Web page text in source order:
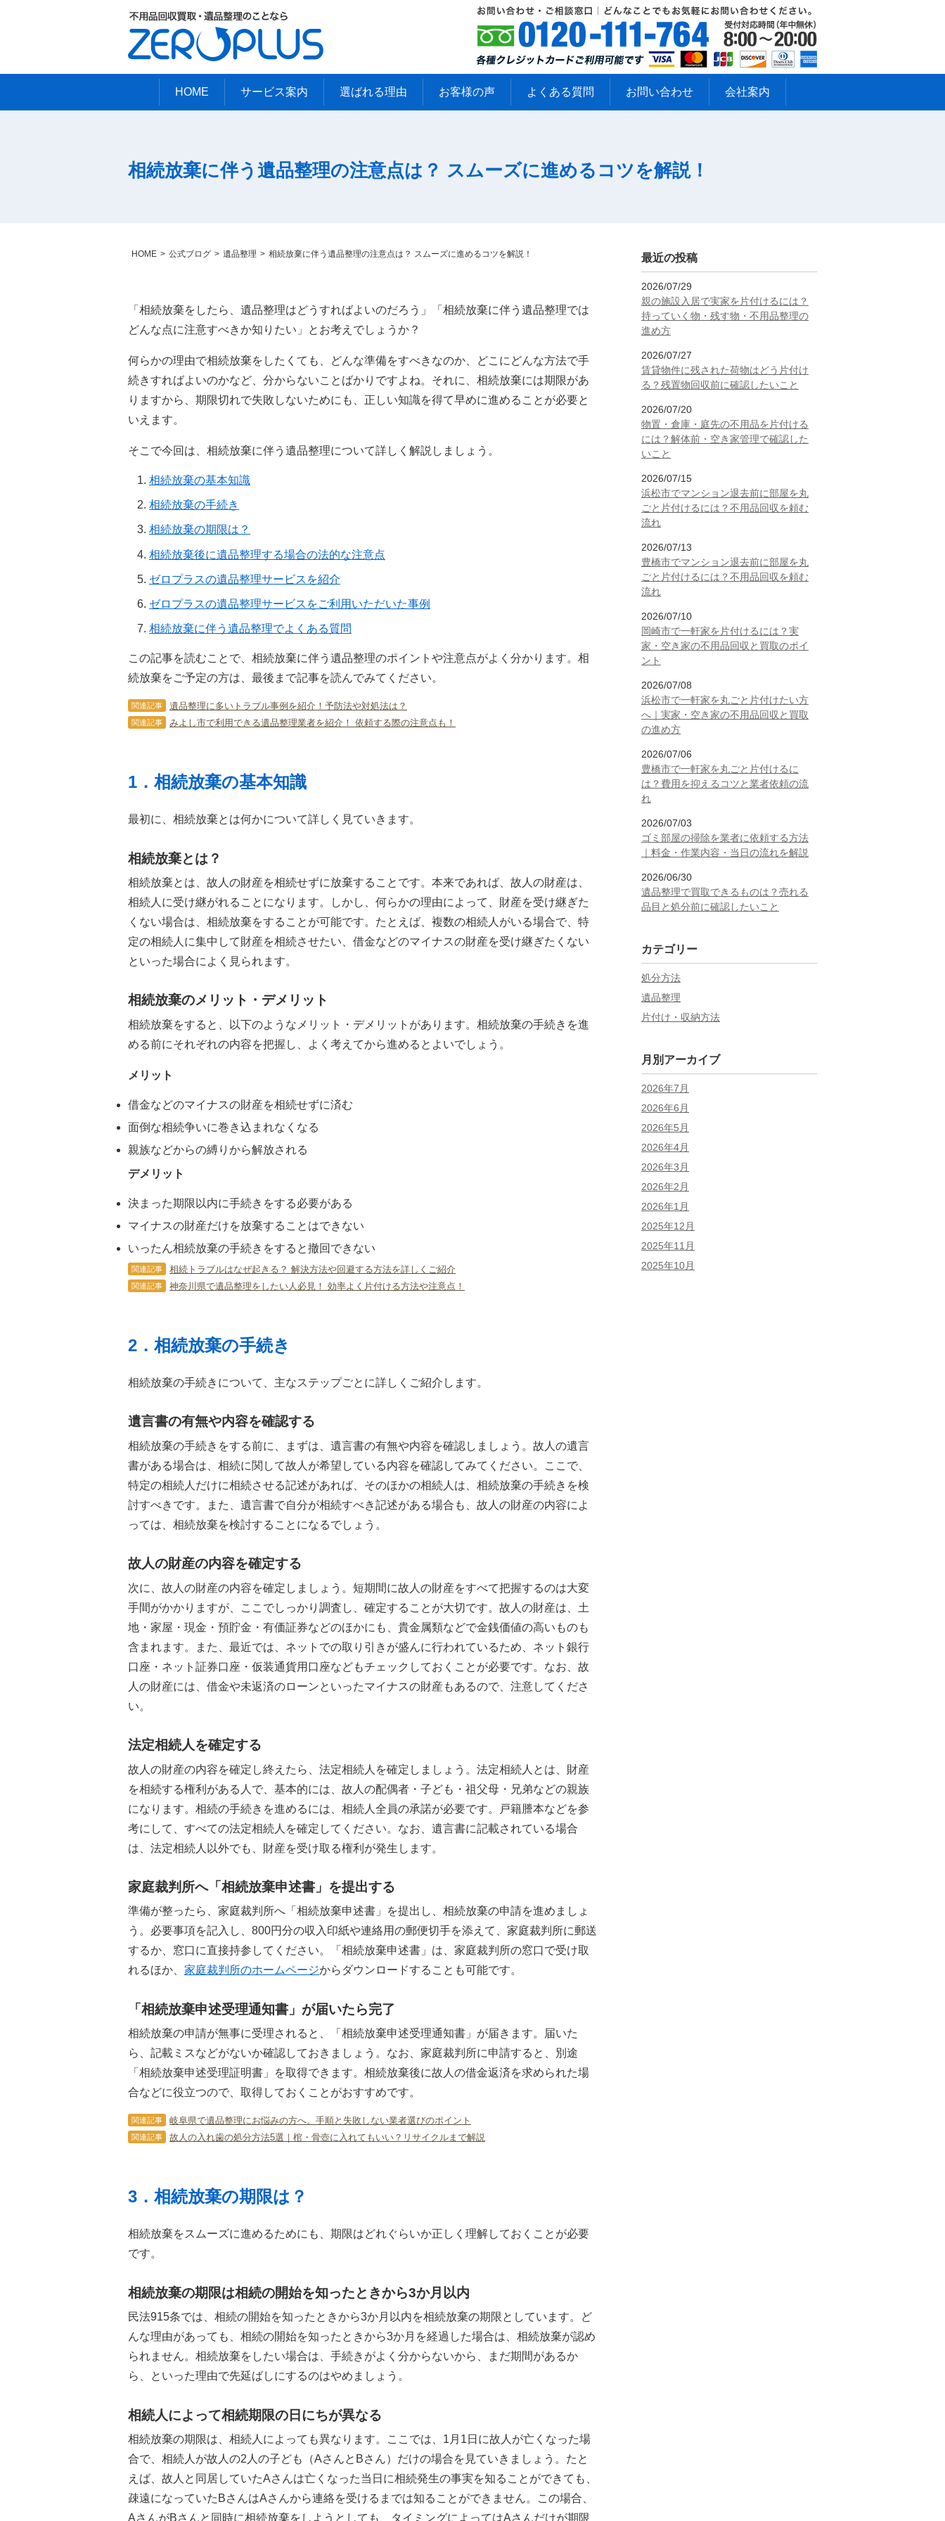
HOME サービス案内 選ばれる理由 お客様の声 よくある質問 お問い合わせ 会社案内
HOME 公式ブログ 遺品整理 相続放棄に伴う遺品整理の注意点は？ スムーズに進めるコツを解説！
相続放棄に伴う遺品整理の注意点は？ スムーズに進めるコツを解説！
「相続放棄をしたら、遺品整理はどうすればよいのだろう」「相続放棄に伴う遺品整理では
どんな点に注意すべきか知りたい」とお考えでしょうか？
何らかの理由で相続放棄をしたくても、どんな準備をすべきなのか、どこにどんな方法で手
続きすればよいのかなど、分からないことばかりですよね。それに、相続放棄には期限があ
りますから、期限切れで失敗しないためにも、正しい知識を得て早めに進めることが必要と
いえます。
そこで今回は、相続放棄に伴う遺品整理について詳しく解説しましょう。
相続放棄の基本知識
相続放棄の手続き
相続放棄の期限は？
相続放棄後に遺品整理する場合の法的な注意点
ゼロプラスの遺品整理サービスを紹介
ゼロプラスの遺品整理サービスをご利用いただいた事例
相続放棄に伴う遺品整理でよくある質問
この記事を読むことで、相続放棄に伴う遺品整理のポイントや注意点がよく分かります。相
続放棄をご予定の方は、最後まで記事を読んでみてください。
関連記事 遺品整理に多いトラブル事例を紹介！予防法や対処法は？
関連記事 みよし市で利用できる遺品整理業者を紹介！ 依頼する際の注意点も！
1．相続放棄の基本知識
最初に、相続放棄とは何かについて詳しく見ていきます。
相続放棄とは？
相続放棄とは、故人の財産を相続せずに放棄することです。本来であれば、故人の財産は、
相続人に受け継がれることになります。しかし、何らかの理由によって、財産を受け継ぎた
くない場合は、相続放棄をすることが可能です。たとえば、複数の相続人がいる場合で、特
定の相続人に集中して財産を相続させたい、借金などのマイナスの財産を受け継ぎたくない
といった場合によく見られます。
相続放棄のメリット・デメリット
相続放棄をすると、以下のようなメリット・デメリットがあります。相続放棄の手続きを進
める前にそれぞれの内容を把握し、よく考えてから進めるとよいでしょう。
メリット
借金などのマイナスの財産を相続せずに済む
面倒な相続争いに巻き込まれなくなる
親族などからの縛りから解放される
デメリット
決まった期限以内に手続きをする必要がある
マイナスの財産だけを放棄することはできない
いったん相続放棄の手続きをすると撤回できない
関連記事 相続トラブルはなぜ起きる？ 解決方法や回避する方法を詳しくご紹介
関連記事 神奈川県で遺品整理をしたい人必見！ 効率よく片付ける方法や注意点！
2．相続放棄の手続き
相続放棄の手続きについて、主なステップごとに詳しくご紹介します。
遺言書の有無や内容を確認する
相続放棄の手続きをする前に、まずは、遺言書の有無や内容を確認しましょう。故人の遺言
書がある場合は、相続に関して故人が希望している内容を確認してみてください。ここで、
特定の相続人だけに相続させる記述があれば、そのほかの相続人は、相続放棄の手続きを検
討すべきです。また、遺言書で自分が相続すべき記述がある場合も、故人の財産の内容によ
っては、相続放棄を検討することになるでしょう。
故人の財産の内容を確定する
次に、故人の財産の内容を確定しましょう。短期間に故人の財産をすべて把握するのは大変
手間がかかりますが、ここでしっかり調査し、確定することが大切です。故人の財産は、土
地・家屋・現金・預貯金・有価証券などのほかにも、貴金属類などで金銭価値の高いものも
含まれます。また、最近では、ネットでの取り引きが盛んに行われているため、ネット銀行
口座・ネット証券口座・仮装通貨用口座などもチェックしておくことが必要です。なお、故
人の財産には、借金や未返済のローンといったマイナスの財産もあるので、注意してくださ
い。
法定相続人を確定する
故人の財産の内容を確定し終えたら、法定相続人を確定しましょう。法定相続人とは、財産
を相続する権利がある人で、基本的には、故人の配偶者・子ども・祖父母・兄弟などの親族
になります。相続の手続きを進めるには、相続人全員の承諾が必要です。戸籍謄本などを参
考にして、すべての法定相続人を確定してください。なお、遺言書に記載されている場合
は、法定相続人以外でも、財産を受け取る権利が発生します。
家庭裁判所へ「相続放棄申述書」を提出する
準備が整ったら、家庭裁判所へ「相続放棄申述書」を提出し、相続放棄の申請を進めましょ
う。必要事項を記入し、800円分の収入印紙や連絡用の郵便切手を添えて、家庭裁判所に郵送
するか、窓口に直接持参してください。「相続放棄申述書」は、家庭裁判所の窓口で受け取
れるほか、 家庭裁判所のホームページからダウンロードすることも可能です。
「相続放棄申述受理通知書」が届いたら完了
相続放棄の申請が無事に受理されると、「相続放棄申述受理通知書」が届きます。届いた
ら、記載ミスなどがないか確認しておきましょう。なお、家庭裁判所に申請すると、別途
「相続放棄申述受理証明書」を取得できます。相続放棄後に故人の借金返済を求められた場
合などに役立つので、取得しておくことがおすすめです。
関連記事 岐阜県で遺品整理にお悩みの方へ。手順と失敗しない業者選びのポイント
関連記事 故人の入れ歯の処分方法5選｜棺・骨壺に入れてもいい？リサイクルまで解説
3．相続放棄の期限は？
相続放棄をスムーズに進めるためにも、期限はどれぐらいか正しく理解しておくことが必要
です。
相続放棄の期限は相続の開始を知ったときから3か月以内
民法915条では、相続の開始を知ったときから3か月以内を相続放棄の期限としています。ど
んな理由があっても、相続の開始を知ったときから3か月を経過した場合は、相続放棄が認め
られません。相続放棄をしたい場合は、手続きがよく分からないから、まだ期間があるか
ら、といった理由で先延ばしにするのはやめましょう。
相続人によって相続期限の日にちが異なる
相続放棄の期限は、相続人によっても異なります。ここでは、1月1日に故人が亡くなった場
合で、相続人が故人の2人の子ども（AさんとBさん）だけの場合を見ていきましょう。たと
えば、故人と同居していたAさんは亡くなった当日に相続発生の事実を知ることができても、
疎遠になっていたBさんはAさんから連絡を受けるまでは知ることができません。この場合、
AさんがBさんと同時に相続放棄をしようとしても、タイミングによってはAさんだけが期限
最近の投稿
2026/07/29
親の施設入居で実家を片付けるには？
持っていく物・残す物・不用品整理の
進め方
2026/07/27
賃貸物件に残された荷物はどう片付け
る？残置物回収前に確認したいこと
2026/07/20
物置・倉庫・庭先の不用品を片付ける
には？解体前・空き家管理で確認した
いこと
2026/07/15
浜松市でマンション退去前に部屋を丸
ごと片付けるには？不用品回収を頼む
流れ
2026/07/13
豊橋市でマンション退去前に部屋を丸
ごと片付けるには？不用品回収を頼む
流れ
2026/07/10
岡崎市で一軒家を片付けるには？実
家・空き家の不用品回収と買取のポイ
ント
2026/07/08
浜松市で一軒家を丸ごと片付けたい方
へ｜実家・空き家の不用品回収と買取
の進め方
2026/07/06
豊橋市で一軒家を丸ごと片付けるに
は？費用を抑えるコツと業者依頼の流
れ
2026/07/03
ゴミ部屋の掃除を業者に依頼する方法
｜料金・作業内容・当日の流れを解説
2026/06/30
遺品整理で買取できるものは？売れる
品目と処分前に確認したいこと
カテゴリー
処分方法
遺品整理
片付け・収納方法
月別アーカイブ
2026年7月
2026年6月
2026年5月
2026年4月
2026年3月
2026年2月
2026年1月
2025年12月
2025年11月
2025年10月